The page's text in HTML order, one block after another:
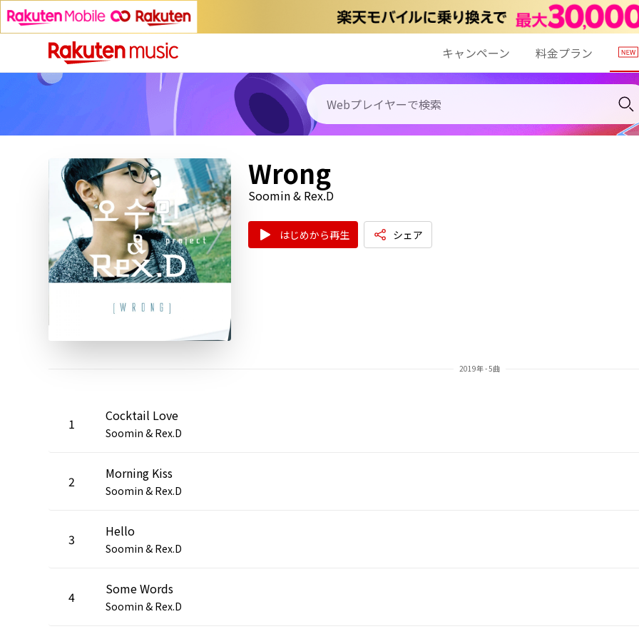
キャンペーン 料金プラン
Wrong
Soomin & Rex.D
はじめから再生 シェア
2019年 - 5曲
1 Cocktail Love
Soomin & Rex.D
2 Morning Kiss
Soomin & Rex.D
3 Hello
Soomin & Rex.D
4 Some Words
Soomin & Rex.D